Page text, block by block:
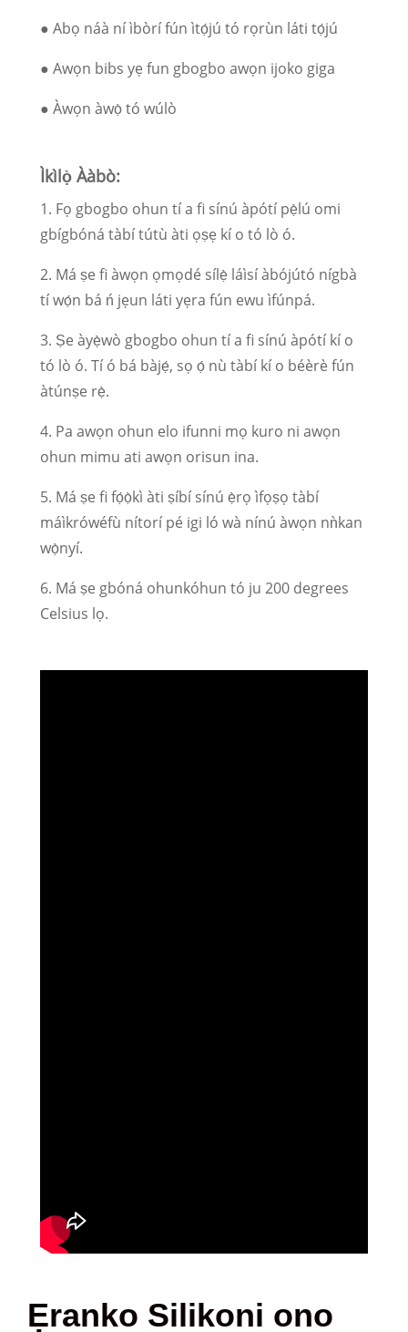
● Abọ náà ní ìbòrí fún ìtọ́jú tó rọrùn láti tọ́jú
● Awọn bibs yẹ fun gbogbo awọn ijoko giga
● Àwọn àwọ̀ tó wúlò
Ìkìlọ̀ Ààbò:
1. Fọ gbogbo ohun tí a fi sínú àpótí pẹ̀lú omi
gbígbóná tàbí tútù àti ọṣẹ kí o tó lò ó.
2. Má ṣe fi àwọn ọmọdé sílẹ̀ láìsí àbójútó nígbà
tí wọ́n bá ń jẹun láti yẹra fún ewu ìfúnpá.
3. Ṣe àyẹ̀wò gbogbo ohun tí a fi sínú àpótí kí o
tó lò ó. Tí ó bá bàjẹ́, sọ ọ́ nù tàbí kí o béèrè fún
àtúnṣe rẹ̀.
4. Pa awọn ohun elo ifunni mọ kuro ni awọn
ohun mimu ati awọn orisun ina.
5. Má ṣe fi fọ́ọ̀kì àti ṣíbí sínú ẹ̀rọ ìfọṣọ tàbí
máìkrówéfù nítorí pé igi ló wà nínú àwọn nǹkan
wọ̀nyí.
6. Má ṣe gbóná ohunkóhun tó ju 200 degrees
Celsius lọ.
Ẹranko Silikoni ono